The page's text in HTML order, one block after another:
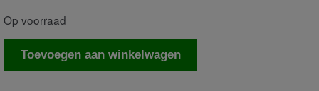
Op voorraad
Kachelweerstand
Toevoegen aan winkelwagen